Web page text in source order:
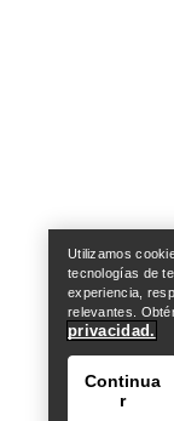
Utilizamos
tecnologías de
experiencia,
relevantes.
privacidad.
Continua
r